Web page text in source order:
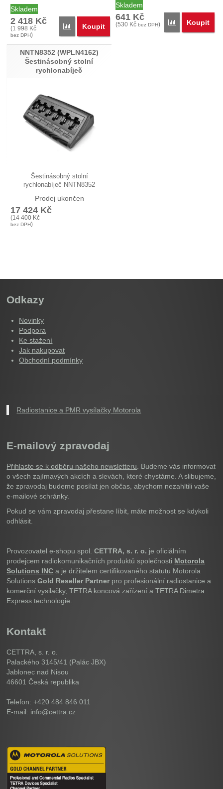
Skladem
2 418 Kč
(1 998 Kč
bez DPH)
Přidat 'PMLN5192 (WPLN4139) Stolní
Koupit
Skladem
641 Kč
(530 Kč bez DPH) Přidat
Koupit
NNTN8352 (WPLN4162)
Šestinásobný stolní
rychlonabíječ
Šestinásobný stolní
rychlonabíječ NNTN8352
Prodej ukončen
17 424 Kč
(14 400 Kč
bez DPH)
Odkazy
Novinky
Podpora
Ke stažení
Jak nakupovat
Obchodní podmínky
Radiostanice a PMR vysílačky Motorola
E-mailový zpravodaj
Přihlaste se k odběru našeho newsletteru . Budeme vás informovat
o všech zajímavých akcích a slevách, které chystáme. A slibujeme,
že zpravodaj budeme posílat jen občas, abychom nezahltili vaše
e-mailové schránky.
Pokud se vám zpravodaj přestane líbit, máte možnost se kdykoli
odhlásit.
Provozovatel e-shopu spol.CETTRA, s. r. o. je oficiálním
prodejcem radiokomunikačních produktů společnosti Motorola
Solutions INC a je držitelem certifikovaného statutu Motorola
SolutionsGold Reseller Partner pro profesionální radiostanice a
komerční vysilačky, TETRA koncová zařízení a TETRA Dimetra
Express technologie.
Kontakt
CETTRA, s. r. o.
Palackého 3145/41 (Palác JBX)
Jablonec nad Nisou
46601Česká republika
Telefon: +420 484 846 011
E-mail: info@cettra.cz